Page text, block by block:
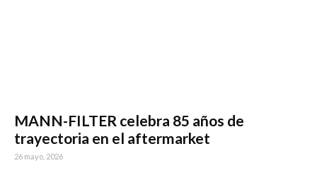
MANN-FILTER celebra 85 años de
trayectoria en el aftermarket
26 mayo, 2026